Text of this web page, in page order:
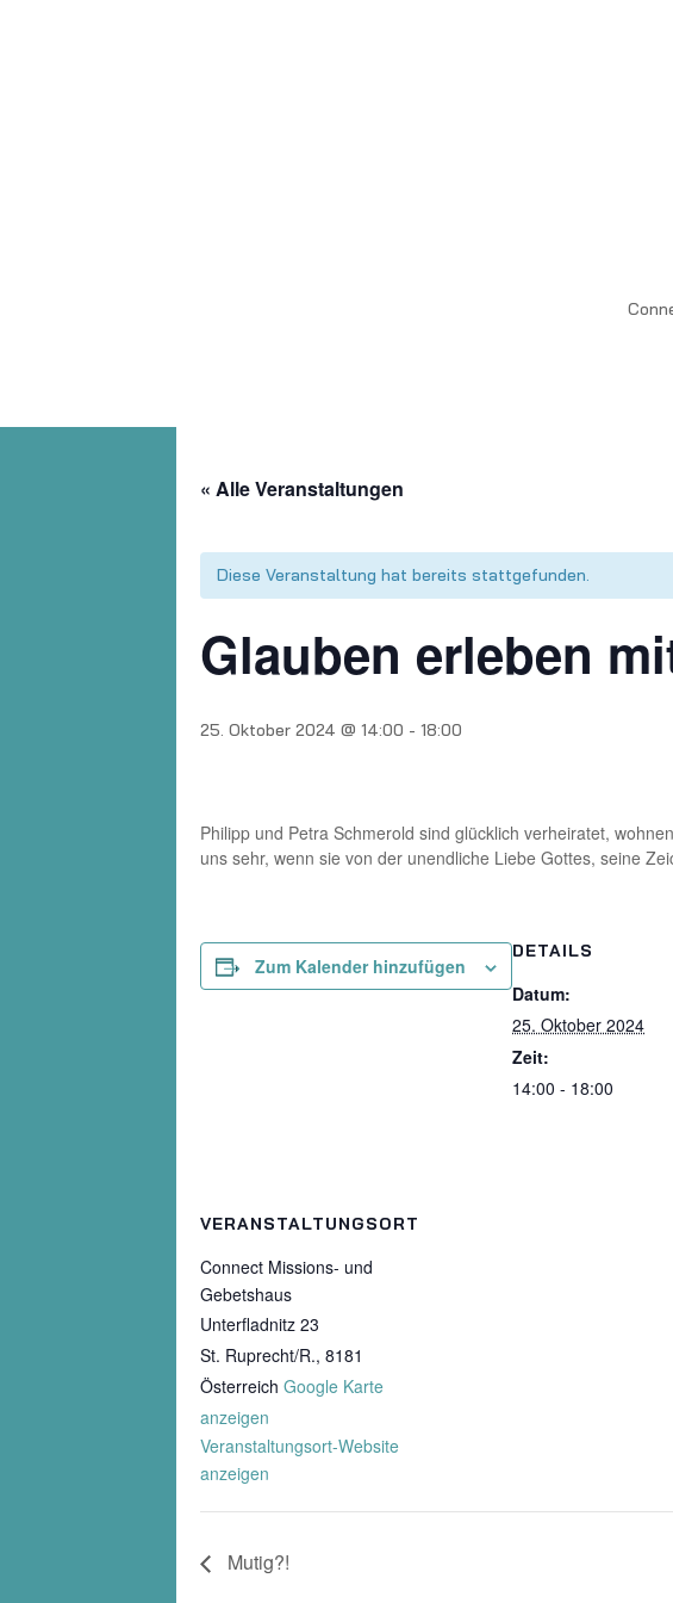
« Alle Veranstaltungen
Diese Veranstaltung hat bereits stattgefunden.
Glauben erleben
25. Oktober 2024 @ 14:00 - 18:00
Philipp und Petra Schmerold sind glücklich verheiratet,
uns sehr, wenn sie von der unendliche Liebe Gottes, seine
Zum Kalender hinzufügen
DETAILS
Datum:
25. Oktober 2024
Zeit:
14:00 - 18:00
VERANSTALTUNGSORT
Connect Missions- und
Gebetshaus
Unterfladnitz 23
St. Ruprecht/R., 8181
Österreich Google Karte
anzeigen
Veranstaltungsort-Website
anzeigen
Mutig?!